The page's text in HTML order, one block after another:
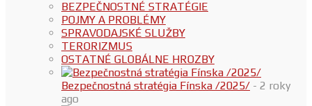
BEZPEČNOSTNÉ STRATÉGIE
POJMY A PROBLÉMY
SPRAVODAJSKÉ SLUŽBY
TERORIZMUS
OSTATNÉ GLOBÁLNE HROZBY
Bezpečnostná stratégia Fínska /2025/ - 2 roky
ago